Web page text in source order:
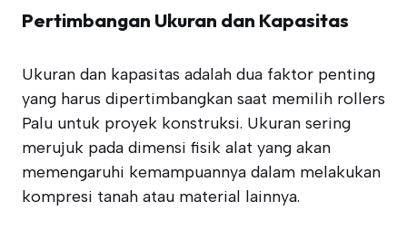
Pertimbangan Ukuran dan Kapasitas
Ukuran dan kapasitas adalah dua faktor penting
yang harus dipertimbangkan saat memilih rollers
Palu untuk proyek konstruksi. Ukuran sering
merujuk pada dimensi fisik alat yang akan
memengaruhi kemampuannya dalam melakukan
kompresi tanah atau material lainnya.